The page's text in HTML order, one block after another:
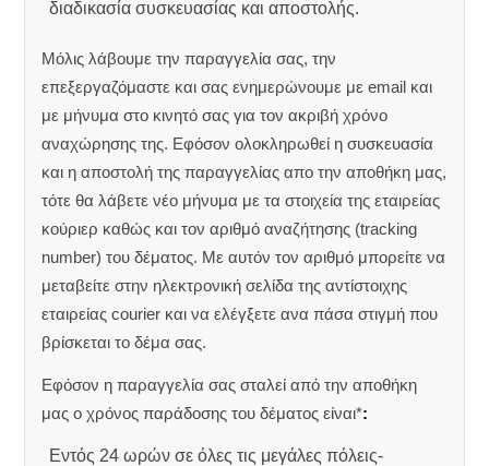
διαδικασία συσκευασίας και αποστολής.
Μόλις λάβουμε την παραγγελία σας, την
επεξεργαζόμαστε και σας ενημερώνουμε με email και
με μήνυμα στο κινητό σας για τον ακριβή χρόνο
αναχώρησης της. Εφόσον ολοκληρωθεί η συσκευασία
και η αποστολή της παραγγελίας απο την αποθήκη μας,
τότε θα λάβετε νέο μήνυμα με τα στοιχεία της εταιρείας
κούριερ καθώς και τον αριθμό αναζήτησης (tracking
number) του δέματος. Με αυτόν τον αριθμό μπορείτε να
μεταβείτε στην ηλεκτρονική σελίδα της αντίστοιχης
εταιρείας courier και να ελέγξετε ανα πάσα στιγμή που
βρίσκεται το δέμα σας.
Εφόσον η παραγγελία σας σταλεί από την αποθήκη
μας ο χρόνος παράδοσης του δέματος είναι*:
Εντός 24 ωρών σε όλες τις μεγάλες πόλεις-